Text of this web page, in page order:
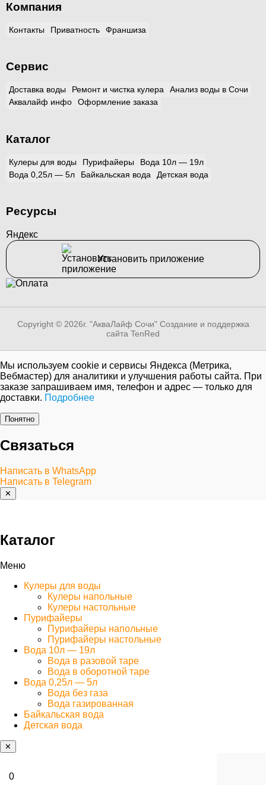
Компания
Контакты Приватность Франшиза
Сервис
Доставка воды Ремонт и чистка кулера
Анализ воды в Сочи
Аквалайф инфо
Оформление заказа
Каталог
Кулеры для воды Пурифайеры
Вода 10л — 19л
Вода 0,25л — 5л
Байкальская вода Детская вода
Ресурсы
Яндекс
Установить приложение
Copyright © 2026г. "АкваЛайф Сочи" Создание и поддержка
сайта TenRed
Мы используем cookie и сервисы Яндекса (Метрика,
Вебмастер) для аналитики и улучшения работы сайта. При
заказе запрашиваем имя, телефон и адрес — только для
доставки. Подробнее
Понятно
Связаться
Написать в WhatsApp
Написать в Telegram
✕
Каталог
Меню
Кулеры для воды
Кулеры напольные
Кулеры настольные
Пурифайеры
Пурифайеры напольные
Пурифайеры настольные
Вода 10л — 19л
Вода в разовой таре
Вода в оборотной таре
Вода 0,25л — 5л
Вода без газа
Вода газированная
Байкальская вода
Детская вода
✕
0